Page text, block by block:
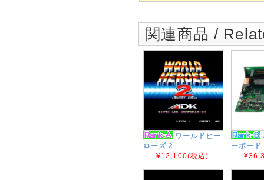
関連商品 /
ワールドヒー
ローズ 2
¥12,100(税込)
ーボー